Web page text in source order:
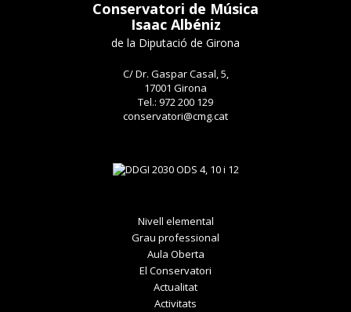
Conservatori de Música
Isaac Albéniz
de la Diputació de Girona
C/ Dr. Gaspar Casal, 5,
17001 Girona
Tel.: 972 200 129
conservatori@cmg.cat
Nivell elemental
Grau professional
Aula Oberta
El Conservatori
Actualitat
Activitats